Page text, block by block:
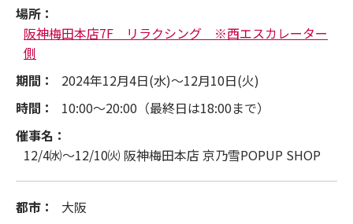
場所：
阪神梅田本店7F リラクシング ※西エスカレーター
側
期間：
2024年12月4日(水)～12月10日(火)
時間：
10:00～20:00（最終日は18:00まで）
催事名：
12/4㈬～12/10㈫ 阪神梅田本店 京乃雪POPUP SHOP
都市：
大阪